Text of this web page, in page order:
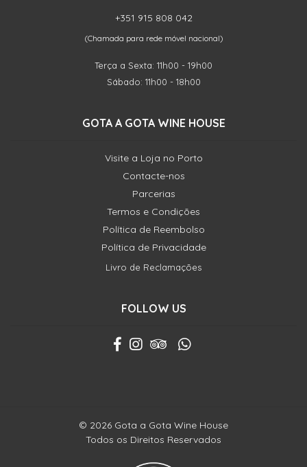
+351 915 808 042
(Chamada para rede móvel nacional)
Terça a Sexta: 11h00 - 19h00
Sábado: 11h00 - 18h00
GOTA A GOTA WINE HOUSE
Visite a Loja no Porto
Contacte-nos
Parcerias
Termos e Condições
Política de Reembolso
Política de Privacidade
Livro de Reclamações
FOLLOW US
© 2026 Gota a Gota Wine House
Todos os Direitos Reservados